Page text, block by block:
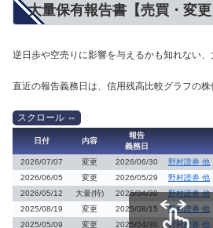
大量保有報告書【売買・変更
逆日歩や空売りに影響を与えるかも知れない、
直近の報告義務日は、信用残高比較グラフの株
日付 内容
報告
義務日
2026/07/07 変更 2026/06/30
野村證券 他
2026/06/05
変更 2026/05/29
野村證券 他
2026/05/12
大量(特) 2026/04/30
野村證券 他
2025/08/19
変更 2025/08/15
野村證券 他
2025/05/09
変更 2025/04/30 野村證券 他